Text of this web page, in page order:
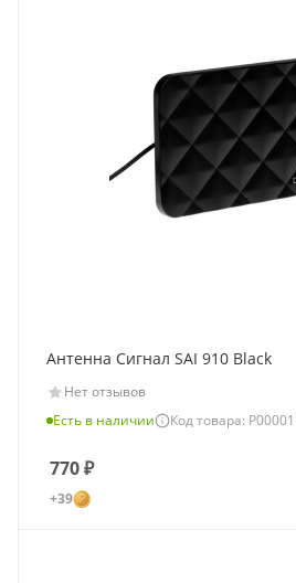
Антенна Сигнал SAI 910 Black
Нет отзывов
Есть в наличии
Код товара:
770₽
+39